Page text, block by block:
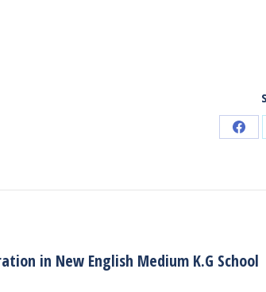
in New English Medium K.G School